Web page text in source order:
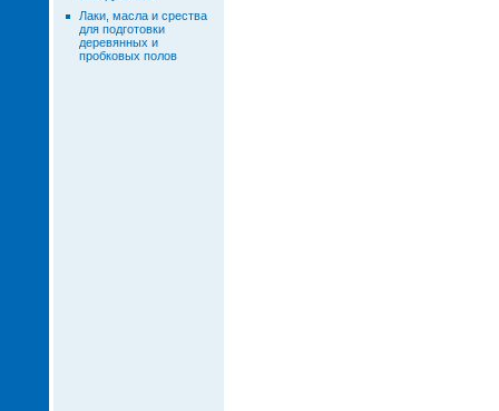
Лаки, масла и срества
для подготовки
деревянных и
пробковых полов